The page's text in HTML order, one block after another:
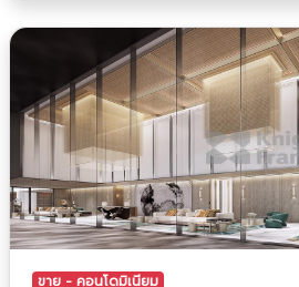
ขาย - คอนโดมิเนียม